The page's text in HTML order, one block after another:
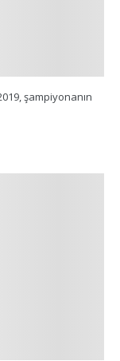
şampiyonanın